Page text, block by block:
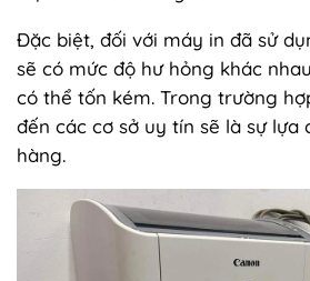
Đặc biệt, đối với máy in đã sử
sẽ có mức độ hư hỏng khác
có thể tốn kém. Trong trường
đến các cơ sở uy tín sẽ là sự lựa
hàng.